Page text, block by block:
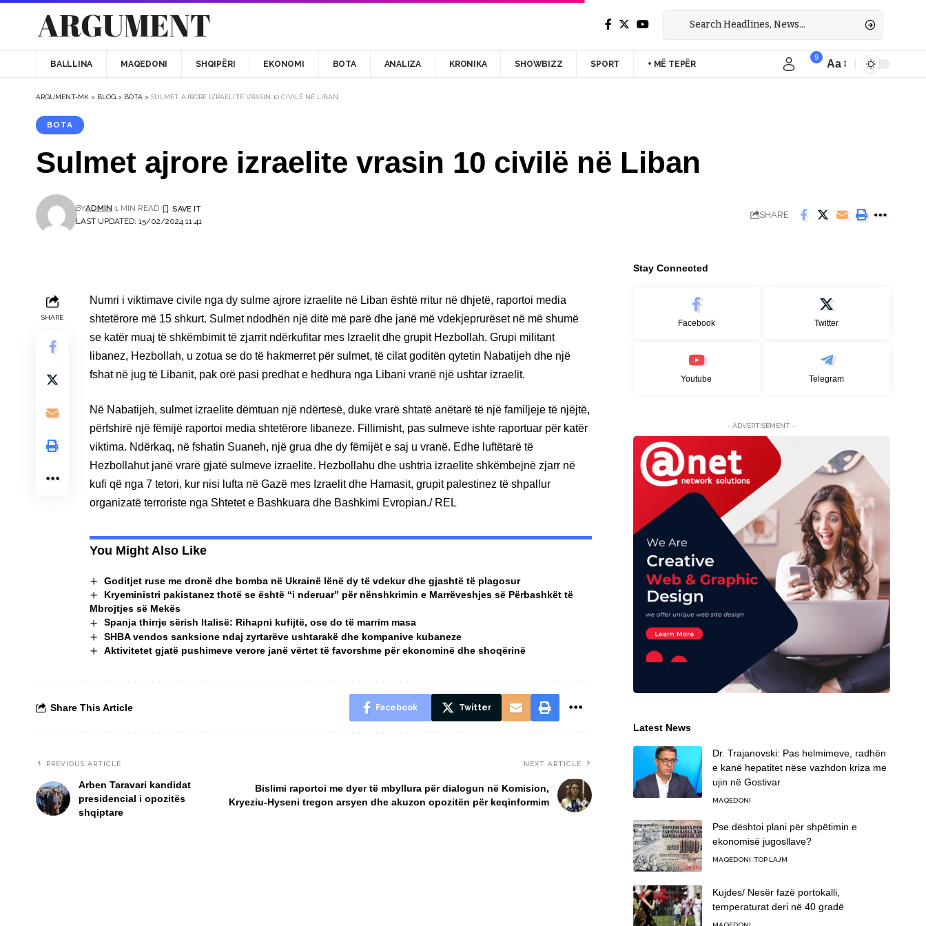
BALLLINA MAQEDONI SHQIPËRI EKONOMI BOTA ANALIZA KRONIKA SHOWBIZZ SPORT + MË TEPËR
9
Aa
ARGUMENT-MK > BLOG > BOTA > SULMET AJRORE IZRAELITE VRASIN 10 CIVILË NË LIBAN
BOTA
Sulmet ajrore izraelite vrasin 10 civilë në Liban
LAST UPDATED: 15/02/2024 11:41
BYADMIN 1 MIN READ
SHARE
SHARE
Numri i viktimave civile nga dy sulme ajrore izraelite në Liban është rritur në dhjetë, raportoi media
shtetërore më 15 shkurt. Sulmet ndodhën një ditë më parë dhe janë më vdekjeprurëset në më shumë
se katër muaj të shkëmbimit të zjarrit ndërkufitar mes Izraelit dhe grupit Hezbollah. Grupi militant
libanez, Hezbollah, u zotua se do të hakmerret për sulmet, të cilat goditën qytetin Nabatijeh dhe një
fshat në jug të Libanit, pak orë pasi predhat e hedhura nga Libani vranë një ushtar izraelit.
Në Nabatijeh, sulmet izraelite dëmtuan një ndërtesë, duke vrarë shtatë anëtarë të një familjeje të njëjtë,
përfshirë një fëmijë raportoi media shtetërore libaneze. Fillimisht, pas sulmeve ishte raportuar për katër
viktima. Ndërkaq, në fshatin Suaneh, një grua dhe dy fëmijët e saj u vranë. Edhe luftëtarë të
Hezbollahut janë vrarë gjatë sulmeve izraelite. Hezbollahu dhe ushtria izraelite shkëmbejnë zjarr në
kufi që nga 7 tetori, kur nisi lufta në Gazë mes Izraelit dhe Hamasit, grupit palestinez të shpallur
organizatë terroriste nga Shtetet e Bashkuara dhe Bashkimi Evropian./ REL
You Might Also Like
Goditjet ruse me dronë dhe bomba në Ukrainë lënë dy të vdekur dhe gjashtë të plagosur
Kryeministri pakistanez thotë se është “i nderuar” për nënshkrimin e Marrëveshjes së Përbashkët të
Mbrojtjes së Mekës
Spanja thirrje sërish Italisë: Rihapni kufijtë, ose do të marrim masa
SHBA vendos sanksione ndaj zyrtarëve ushtarakë dhe kompanive kubaneze
Aktivitetet gjatë pushimeve verore janë vërtet të favorshme për ekonominë dhe shoqërinë
Share This Article Facebook Twitter
PREVIOUS ARTICLE
Arben Taravari kandidat
presidencial i opozitës
shqiptare
NEXT ARTICLE
Bislimi raportoi me dyer të mbyllura për dialogun në Komision,
Kryeziu-Hyseni tregon arsyen dhe akuzon opozitën për keqinformim
Stay Connected
Facebook Twitter
Youtube Telegram
- ADVERTISEMENT -
Latest News
Dr. Trajanovski: Pas helmimeve, radhën
e kanë hepatitet nëse vazhdon kriza me
ujin në Gostivar
MAQEDONI
Pse dështoi plani për shpëtimin e
ekonomisë jugosllave?
MAQEDONI TOP LAJM
Kujdes/ Nesër fazë portokalli,
temperaturat deri në 40 gradë